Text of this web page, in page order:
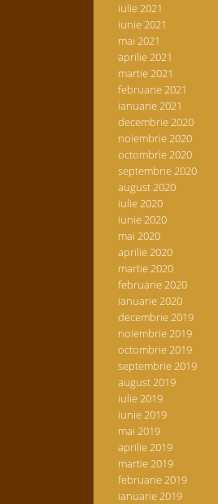
iulie 2021
iunie 2021
mai 2021
aprilie 2021
martie 2021
februarie 2021
ianuarie 2021
decembrie 2020
noiembrie 2020
octombrie 2020
septembrie 2020
august 2020
iulie 2020
iunie 2020
mai 2020
aprilie 2020
martie 2020
februarie 2020
ianuarie 2020
decembrie 2019
noiembrie 2019
octombrie 2019
septembrie 2019
august 2019
iulie 2019
iunie 2019
mai 2019
aprilie 2019
martie 2019
februarie 2019
ianuarie 2019